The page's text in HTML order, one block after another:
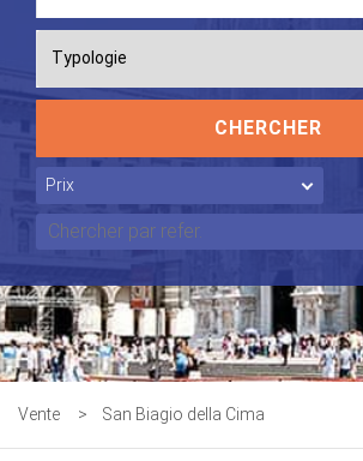
CHERCHER
Vente > San Biagio della Cima